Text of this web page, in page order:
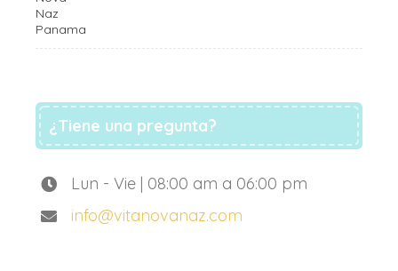
¿Tiene una pregunta?
Lun - Vie | 08:00 am a 06:00 pm
info@vitanovanaz.com